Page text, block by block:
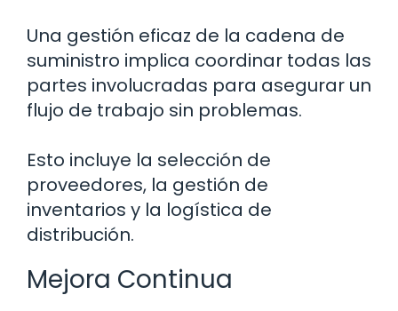
Una gestión eficaz de la cadena de
suministro implica coordinar todas las
partes involucradas para asegurar un
flujo de trabajo sin problemas.
Esto incluye la selección de
proveedores, la gestión de
inventarios y la logística de
distribución.
Mejora Continua